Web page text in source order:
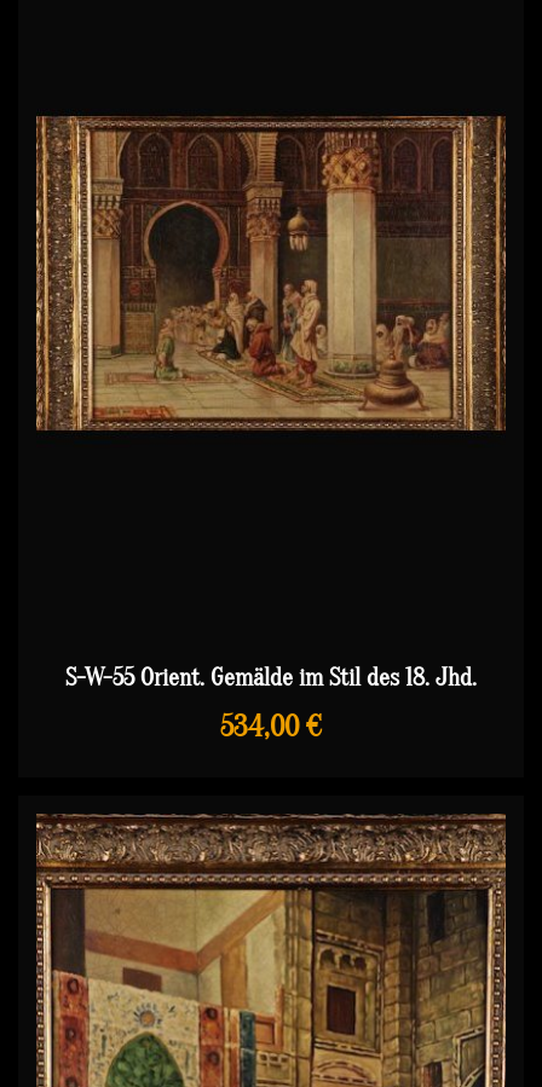
S-W-55 Orient. Gemälde im Stil des 18. Jhd.
534,00 €